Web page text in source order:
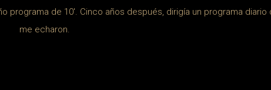
programa de 10′. Cinco años después, dirigía un programa
me echaron.